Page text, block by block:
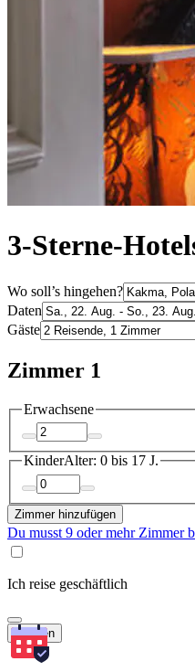
3-Sterne-
Wo soll’s hingehen?
Daten
Gäste
Zimmer 1
Erwachsene
KinderAlter: 0 bis 17 J.
Zimmer hinzufügen
Du musst 9 oder mehr Zimmer
Ich reise geschäftlich
Suchen